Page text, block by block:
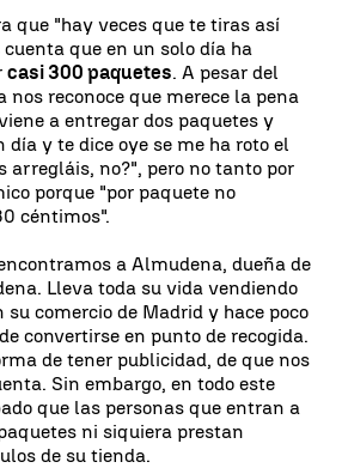
que "hay veces que te tiras así
que en un solo día ha
casi 300 paquetes. A pesar del
reconoce que merece la pena
a entregar dos paquetes y
día y te dice oye se me ha roto el
arregláis, no?", pero no tanto por
porque "por paquete no
céntimos".
a Almudena, dueña de
Lleva toda su vida vendiendo
su comercio de Madrid y hace poco
convertirse en punto de recogida.
de tener publicidad, de que nos
Sin embargo, en todo este
que las personas que entran a
ni siquiera prestan
de su tienda.